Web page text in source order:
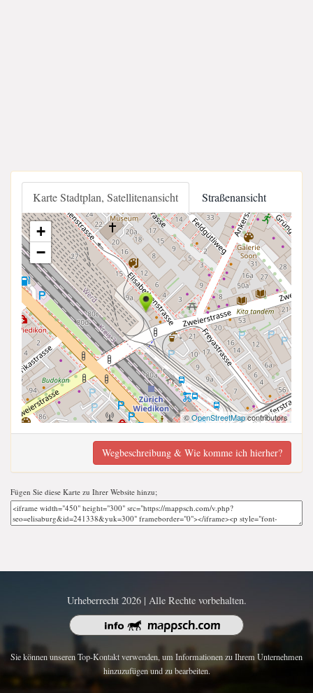
Karte Stadtplan, Satellitenansicht Straßenansicht
+
−
©OpenStreetMapcontributors
Wegbeschreibung & Wie komme ich hierher?
Fügen Sie diese Karte zu Ihrer Website hinzu;
Urheberrecht 2026 | Alle Rechte vorbehalten.
Sie können unseren Top-Kontakt verwenden, um Informationen zu Ihrem Unternehmen
hinzuzufügen und zu bearbeiten.